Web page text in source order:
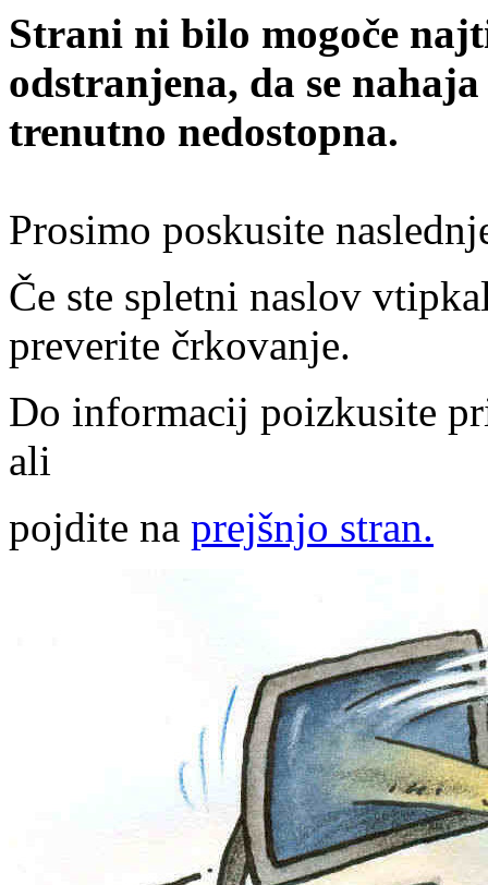
Strani ni bilo mogoče
odstranjena, da se
trenutno nedostopna.
Prosimo poskusite
Če ste spletni naslov
preverite črkovanje.
Do informacij poizkusite
ali
pojdite na prejšnjo stran.